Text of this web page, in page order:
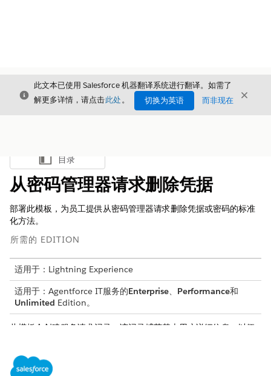
关闭
此文本已使用 Salesforce 机器翻译系统进行翻译。如需了
解更多详情，请点击此处。 切换为英语 而非现在 关闭
显示目录
目录
从密码管理器请求删除凭据
部署此模板，为员工提供从密码管理器请求删除凭据或密码的标准
化方法。
所需的 EDITION
适用于：Lightning Experience
适用于：Agentforce IT服务的Enterprise、 Performance和
Unlimited Edition。
此模板会创建服务请求记录，该记录捕获基本用户详细信息，以便
接收属性